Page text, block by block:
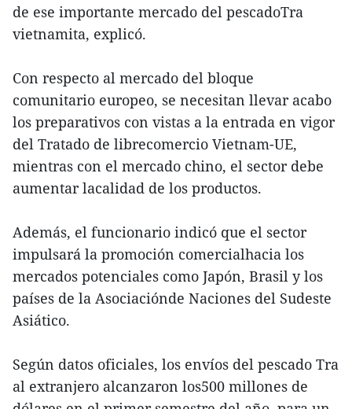
de ese importante mercado del pescadoTra
vietnamita, explicó.
Con respecto al mercado del bloque
comunitario europeo, se necesitan llevar acabo
los preparativos con vistas a la entrada en vigor
del Tratado de librecomercio Vietnam-UE,
mientras con el mercado chino, el sector debe
aumentar lacalidad de los productos.
Además, el funcionario indicó que el sector
impulsará la promoción comercialhacia los
mercados potenciales como Japón, Brasil y los
países de la Asociaciónde Naciones del Sudeste
Asiático.
Según datos oficiales, los envíos del pescado Tra
al extranjero alcanzaron los500 millones de